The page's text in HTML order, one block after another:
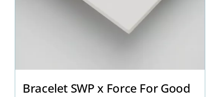
Bracelet SWP x Force For Good